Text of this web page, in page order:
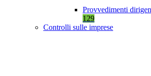
Provvedimenti
129
Controlli sulle imprese